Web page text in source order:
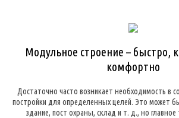
Модульное строение – быстро,
комфортно
Достаточно часто возникает необходимость в
постройки для определенных целей. Это может
здание, пост охраны, склад и т. д., но